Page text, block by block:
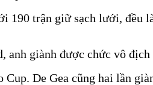
190 trận giữ sạch lưới, đều
anh giành được chức vô
Cup. De Gea cũng hai lần